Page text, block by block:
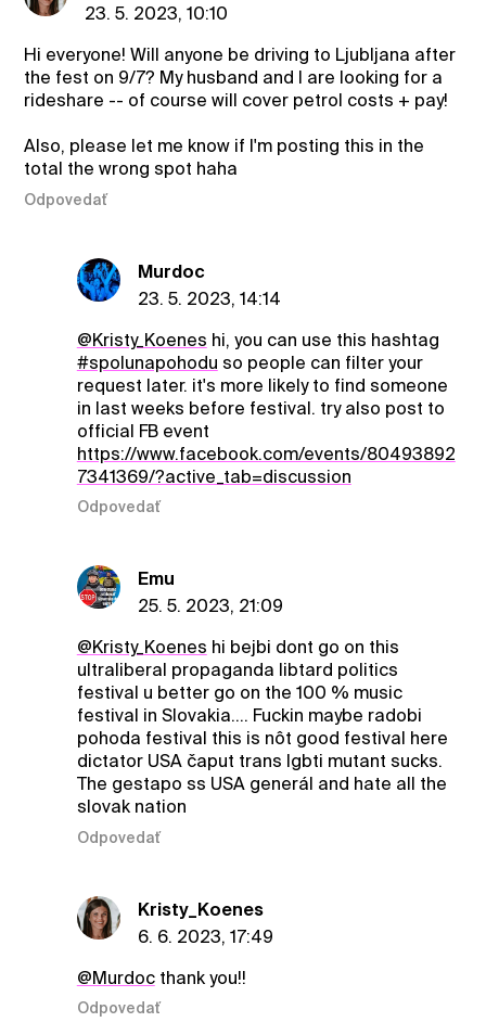
23. 5. 2023, 10:10
Hi everyone! Will anyone be driving to Ljubljana after
the fest on 9/7? My husband and I are looking for a
rideshare -- of course will cover petrol costs + pay!
Also, please let me know if I'm posting this in the
total the wrong spot haha
Odpovedať
Murdoc
23. 5. 2023, 14:14
@Kristy_Koenes hi, you can use this hashtag
#spolunapohodu so people can filter your
request later. it's more likely to find someone
in last weeks before festival. try also post to
official FB event
https://www.facebook.com/events/80493892
7341369/?active_tab=discussion
Odpovedať
Emu
25. 5. 2023, 21:09
@Kristy_Koenes hi bejbi dont go on this
ultraliberal propaganda libtard politics
festival u better go on the 100 % music
festival in Slovakia.... Fuckin maybe radobi
pohoda festival this is nôt good festival here
dictator USA čaput trans lgbti mutant sucks.
The gestapo ss USA generál and hate all the
slovak nation
Odpovedať
Kristy_Koenes
6. 6. 2023, 17:49
@Murdocthank you!!
Odpovedať